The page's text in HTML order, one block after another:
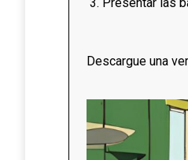
Descargue una